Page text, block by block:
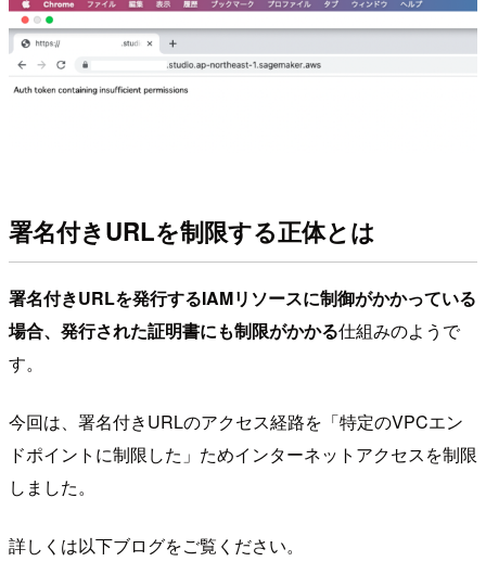
署名付きURLを制限する正体とは
署名付きURLを発行するIAMリソースに制御がかかっている
場合、発行された証明書にも制限がかかる仕組みのようで
す。
今回は、署名付きURLのアクセス経路を「特定のVPCエン
ドポイントに制限した」ためインターネットアクセスを制限
しました。
詳しくは以下ブログをご覧ください。